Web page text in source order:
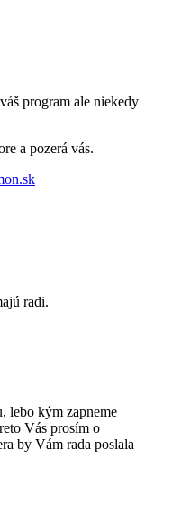
program ale niekedy
a pozerá vás.
radi.
lebo kým zapneme
Vás prosím o
by Vám rada poslala